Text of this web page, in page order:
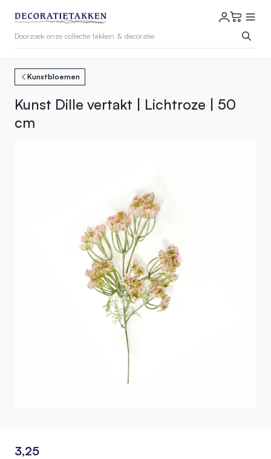
Kunstbloemen
Kunst Dille vertakt | Lichtroze | 50
cm
3,25